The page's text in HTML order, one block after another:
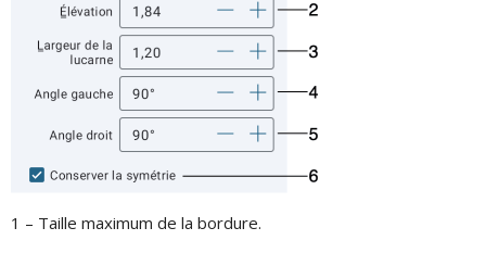
1 – Taille maximum de la bordure.